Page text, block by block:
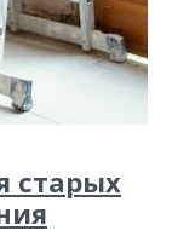
старых